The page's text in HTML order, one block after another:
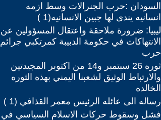
السودان :حرب الجنرالات وسط ازمه
انسانيه يندى لها جبين الانسانيه(1 )
ليبيا: ضرورة ملاحقة واعتقال المسؤولين عن
الانتهاكات في حكومة الدبيبة كمرتكبي جرائم
حرب
ثوره 26 سبتمبر و14 من اكتوبر المجيدتين
والارتباط الوثيق لشعبنا اليمني بهذه الثوره
الخالده
رساله الى عائله الرئيس معمر القذافي (1 )
فشل وسقوط حركات الاسلام السياسي في